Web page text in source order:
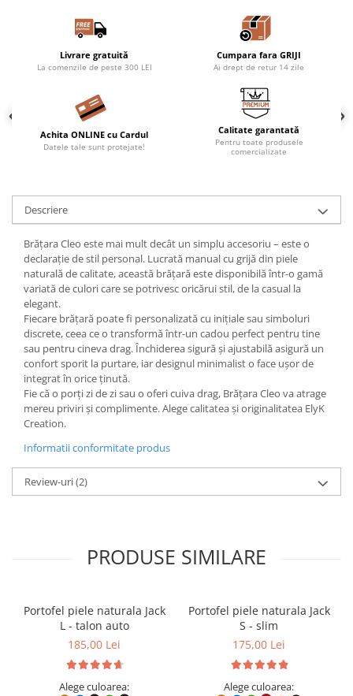
Livrare gratuită
La comenzile de peste 300 LEI
Cumpara fara GRIJI
Ai drept de retur 14 zile
Achita ONLINE cu Cardul
Datele tale sunt protejate!
Calitate garantată
Pentru toate produsele
comercializate
Descriere
Brățara Cleo este mai mult decât un simplu accesoriu – este o
declarație de stil personal. Lucrată manual cu grijă din piele
naturală de calitate, această brățară este disponibilă într-o gamă
variată de culori care se potrivesc oricărui stil, de la casual la
elegant.
Fiecare brățară poate fi personalizată cu inițiale sau simboluri
discrete, ceea ce o transformă într-un cadou perfect pentru tine
sau pentru cineva drag. Închiderea sigură și ajustabilă asigură un
confort sporit la purtare, iar designul minimalist o face ușor de
integrat în orice ținută.
Fie că o porți zi de zi sau o oferi cuiva drag, Brățara Cleo va atrage
mereu priviri și complimente. Alege calitatea și originalitatea ElyK
Creation.
Informatii conformitate produs
Review-uri(2)
PRODUSE SIMILARE
Portofel piele naturala Jack
L - talon auto
185,00 Lei
Alege culoarea:
Portofel piele naturala Jack
S - slim
175,00 Lei
Alege culoarea: